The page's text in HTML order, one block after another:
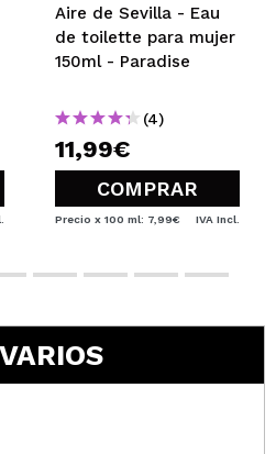
Aire de Sevilla - Eau
de toilette para mujer
150ml - Paradise
(4)
11,99€
COMPRAR
Precio x 100 ml: 7,99€ IVA Incl.